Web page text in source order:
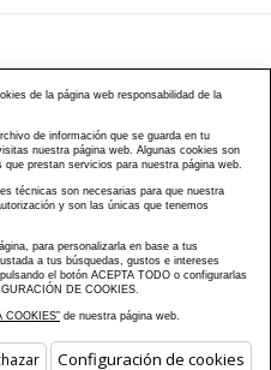
Line|Cursos
Legal|Política
|FAQs|Mapa Web
comunicación. Esta página está
de la página web responsabilidad de la
de información que se guarda en tu
nuestra página web. Algunas cookies son
prestan servicios para nuestra página web.
técnicas son necesarias para que nuestra
y son las únicas que tenemos
para personalizarla en base a tus
a tus búsquedas, gustos e intereses
el botón ACEPTA TODO o configurarlas
DE COOKIES.
COOKIES” de nuestra página web.
Configuración de cookies